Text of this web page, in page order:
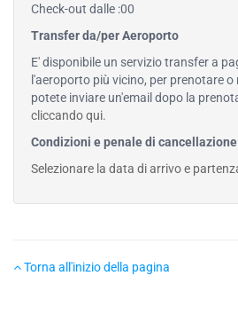
Check-out dalle :00
Transfer da/per Aeroporto
E' disponibile un servizio transfer a
l'aeroporto più vicino, per prenotare
potete inviare un'email dopo la
cliccando qui.
Condizioni e penale di cancellazione
Selezionare la data di arrivo e
Torna all'inizio della pagina